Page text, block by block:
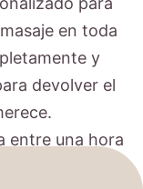
en toda
y
devolver el
entre una hora